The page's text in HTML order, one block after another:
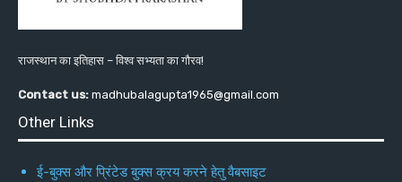
राजस्थान का इतिहास – विश्व सभ्यता का गौरव!
Contact us: madhubalagupta1965@gmail.com
Other Links
ई-बुक्स और प्रिंटेड बुक्स क्रय करने हेतु वैबसाइट